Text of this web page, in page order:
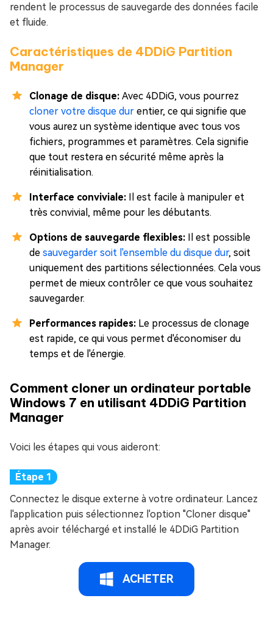
rendent le processus de sauvegarde des données facile
et fluide.
Caractéristiques de 4DDiG Partition
Manager
Clonage de disque: Avec 4DDiG, vous pourrez
cloner votre disque dur entier, ce qui signifie que
vous aurez un système identique avec tous vos
fichiers, programmes et paramètres. Cela signifie
que tout restera en sécurité même après la
réinitialisation.
Interface conviviale: Il est facile à manipuler et
très convivial, même pour les débutants.
Options de sauvegarde flexibles: Il est possible
de sauvegarder soit l'ensemble du disque dur, soit
uniquement des partitions sélectionnées. Cela vous
permet de mieux contrôler ce que vous souhaitez
sauvegarder.
Performances rapides: Le processus de clonage
est rapide, ce qui vous permet d'économiser du
temps et de l'énergie.
Comment cloner un ordinateur portable
Windows 7 en utilisant 4DDiG Partition
Manager
Voici les étapes qui vous aideront:
Connectez le disque externe à votre ordinateur. Lancez
l'application puis sélectionnez l'option "Cloner disque"
après avoir téléchargé et installé le 4DDiG Partition
Manager.
ACHETER